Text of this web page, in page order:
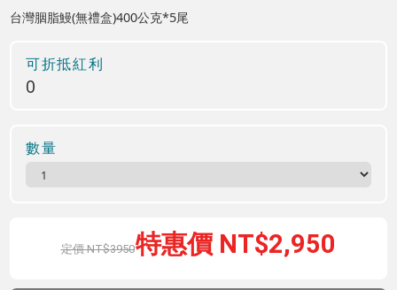
台灣胭脂鰻(無禮盒)400公克*5尾
可折抵紅利
0
數量
3950 2,950